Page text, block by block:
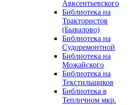
Авксентьевского
Библиотека на
Трактористов
(Бывалово)
Библиотека на
Судоремонтной
Библиотека на
Можайского
Библиотека на
Текстильщиков
Библиотека в
Тепличном мкр.